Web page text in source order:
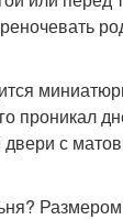
проникал
с
Размером